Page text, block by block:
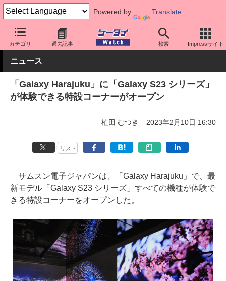
Powered by Translate
カテゴリ 過去記事 検索 Impressサイト
ケータイ Watch OS Android Galaxy
ニュース
「Galaxy Harajuku」に「Galaxy S23 シリーズ」
が体験できる特設コーナーがオープン
植田 むつき 2023年2月10日 16:30
リスト
サムスン電子ジャパンは、「Galaxy Harajuku」で、最
新モデル「Galaxy S23 シリーズ」すべての機種が体験で
きる特設コーナーをオープンした。